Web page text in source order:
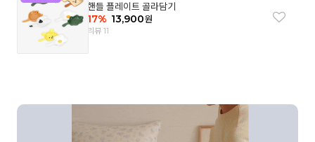
핸들 플레이트 골라담기
17% 13,900원
리뷰 11